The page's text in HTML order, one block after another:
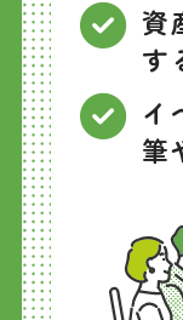
資
す
イ
筆